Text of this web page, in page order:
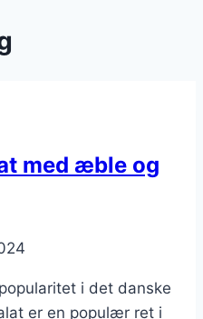
med æble og
i det danske
er en populær ret i